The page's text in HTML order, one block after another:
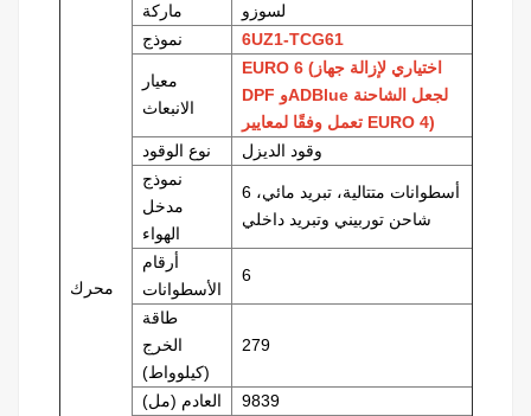
محرك
ماركة
لسوزو
نموذج
6UZ1-TCG61
معيار
الانبعاث
EURO 6 (اختياري لإزالة جهاز
DPF وADBlue لجعل الشاحنة
تعمل وفقًا لمعايير EURO 4)
نوع الوقود
وقود الديزل
نموذج
مدخل
الهواء
6 أسطوانات متتالية، تبريد مائي،
شاحن توربيني وتبريد داخلي
أرقام
الأسطوانات
6
طاقة
الخرج
(كيلوواط)
279
العادم (مل)
9839